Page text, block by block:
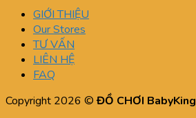
GIỚI THIỆU
Our Stores
TƯ VẤN
LIÊN HỆ
FAQ
Copyright 2026 ©ĐỒ CHƠI BabyKing